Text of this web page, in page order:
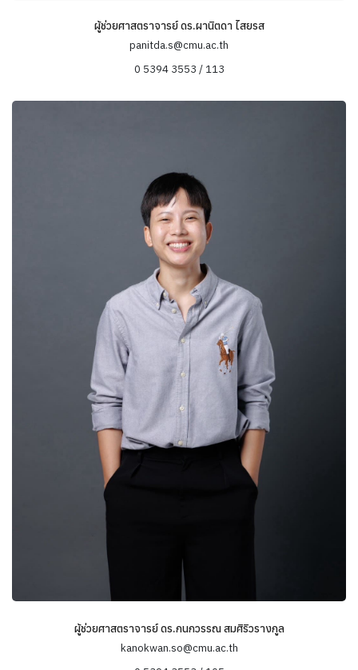
ข้อมูลความเชี่ยวชาญ
การเปลี่ยนแปลงทางสังคมและวัฒนธรรม ไทย-จีน
ผู้ช่วยศาสตราจารย์ ดร.ผานิตดา ไสยรส
panitda.s@cmu.ac.th
0 5394 3553 / 113
ผู้ช่วยศาสตราจารย์ ดร.กนกวรรณ สมศิริวรางกูล
kanokwan.so@cmu.ac.th